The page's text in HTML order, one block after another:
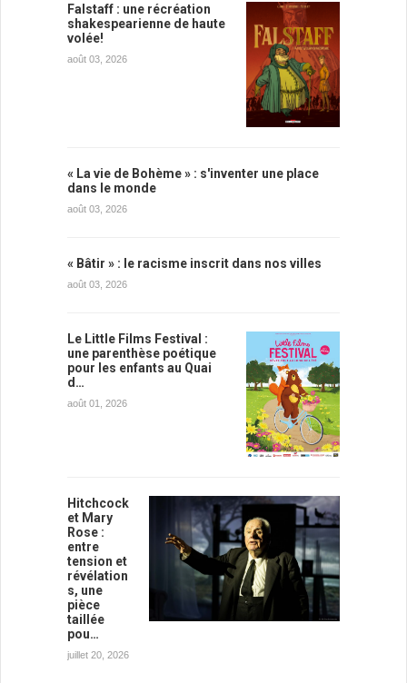
Falstaff : une récréation
shakespearienne de haute
volée!
août 03, 2026
« La vie de Bohème » : s'inventer une place
dans le monde
août 03, 2026
« Bâtir » : le racisme inscrit dans nos villes
août 03, 2026
Le Little Films Festival :
une parenthèse poétique
pour les enfants au Quai
d…
août 01, 2026
Hitchcock
et Mary
Rose :
entre
tension et
révélation
s, une
pièce
taillée
pou…
juillet 20, 2026